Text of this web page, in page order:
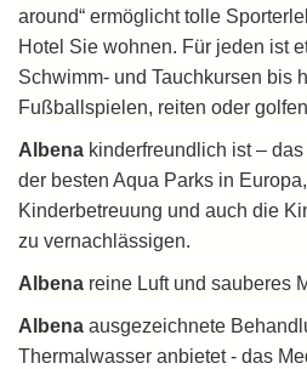
around“ ermöglicht tolle
Hotel Sie wohnen. Für jeden ist
Schwimm- und Tauchkursen bis
Fußballspielen, reiten oder
Albena kinderfreundlich ist –
der besten Aqua Parks in
Kinderbetreuung und auch die
zu vernachlässigen.
Albena reine Luft und sauberes
Albena ausgezeichnete
Thermalwasser anbietet - das